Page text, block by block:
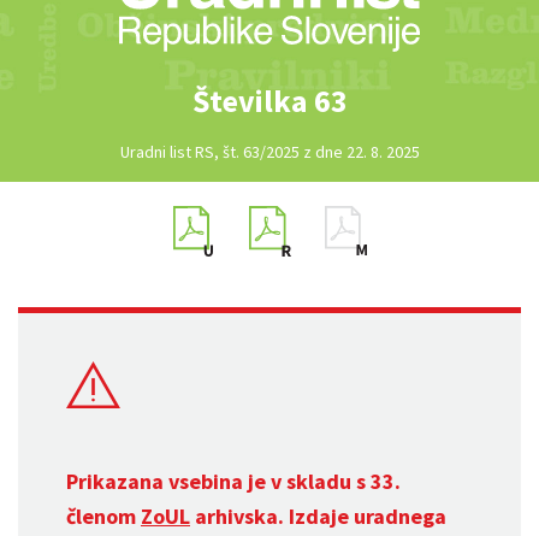
Številka 63
Uradni list RS, št. 63/2025 z dne 22. 8. 2025
Prikazana vsebina je v skladu s 33.
členom ZoUL arhivska. Izdaje uradnega